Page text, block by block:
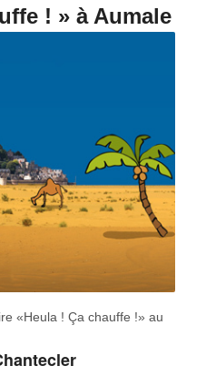
! » à Aumale
«Heula ! Ça chauffe !» au